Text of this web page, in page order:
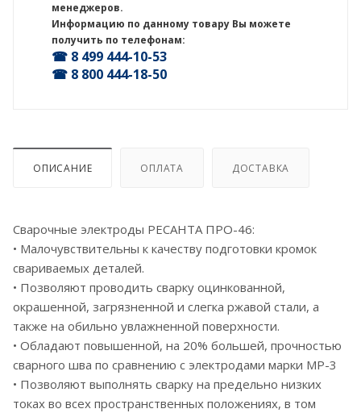
менеджеров.
Информацию по данному товару Вы можете
получить по телефонам:
☎ 8 499 444-10-53
☎ 8 800 444-18-50
ОПИСАНИЕ ОПЛАТА ДОСТАВКА
Сварочные электроды РЕСАНТА ПРО-46:
• Малочувствительны к качеству подготовки кромок
свариваемых деталей.
• Позволяют проводить сварку оцинкованной,
окрашенной, загрязненной и слегка ржавой стали, а
также на обильно увлажненной поверхности.
• Обладают повышенной, на 20% большей, прочностью
сварного шва по сравнению с электродами марки МР-3
• Позволяют выполнять сварку на предельно низких
токах во всех пространственных положениях, в том